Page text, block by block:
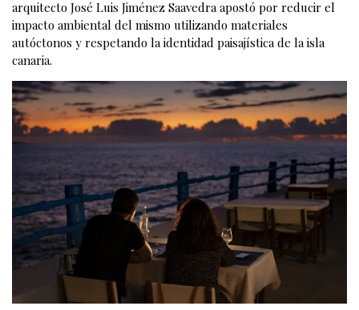
arquitecto José Luis Jiménez Saavedra apostó por reducir el
impacto ambiental del mismo utilizando materiales
autóctonos y respetando la identidad paisajística de la isla
canaria.